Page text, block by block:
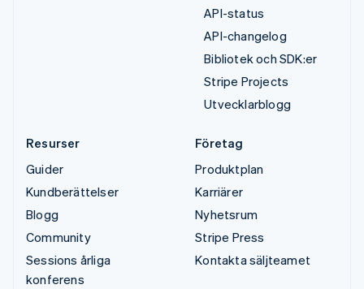
API-status
API-changelog
Bibliotek och SDK:er
Stripe Projects
Utvecklarblogg
Resurser
Guider
Kundberättelser
Blogg
Community
Sessions årliga
konferens
Företag
Produktplan
Karriärer
Nyhetsrum
Stripe Press
Kontakta säljteamet